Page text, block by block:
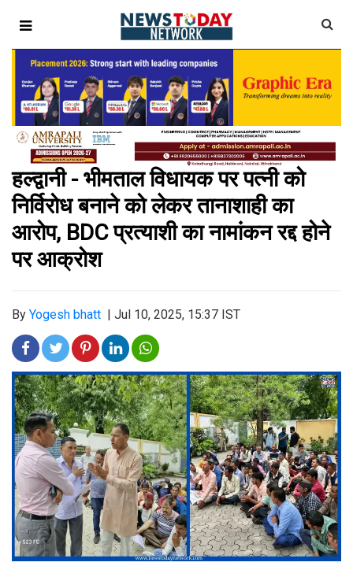
हल्द्वानी - भीमताल विधायक पर पत्नी को
निर्विरोध बनाने को लेकर तानाशाही का
आरोप, BDC प्रत्याशी का नामांकन रद्द होने
पर आक्रोश
By Yogesh bhatt Jul 10, 2025, 15:37 IST